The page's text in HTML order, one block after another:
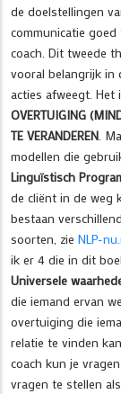
de doelstellingen
communicatie
coach. Dit tweede
vooral belangrijk in
acties afweegt. Het
OVERTUIGING
TE VERANDEREN .
modellen die
Linguïstisch
de cliënt in de weg
bestaan
soorten, zie NLP-
ik er 4 die in dit
Universele
die iemand ervan
overtuiging die
relatie te vinden
coach kun je
vragen te stellen